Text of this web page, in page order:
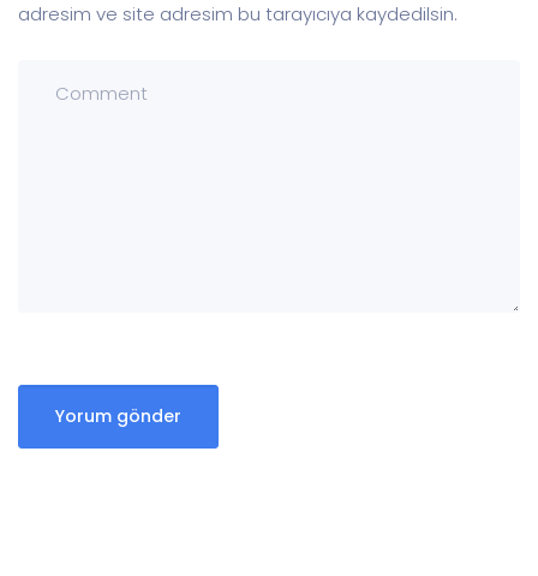
adresim ve site adresim bu tarayıcıya kaydedilsin.